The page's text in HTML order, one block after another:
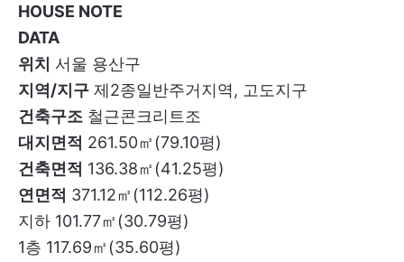
HOUSE NOTE
DATA
위치 서울 용산구
지역/지구 제2종일반주거지역, 고도지구
건축구조 철근콘크리트조
대지면적 261.50㎡(79.10평)
건축면적 136.38㎡(41.25평)
연면적 371.12㎡(112.26평)
지하 101.77㎡(30.79평)
1층 117.69㎡(35.60평)